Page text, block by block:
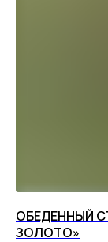
ОБЕДЕННЫЙ
ЗОЛОТО»